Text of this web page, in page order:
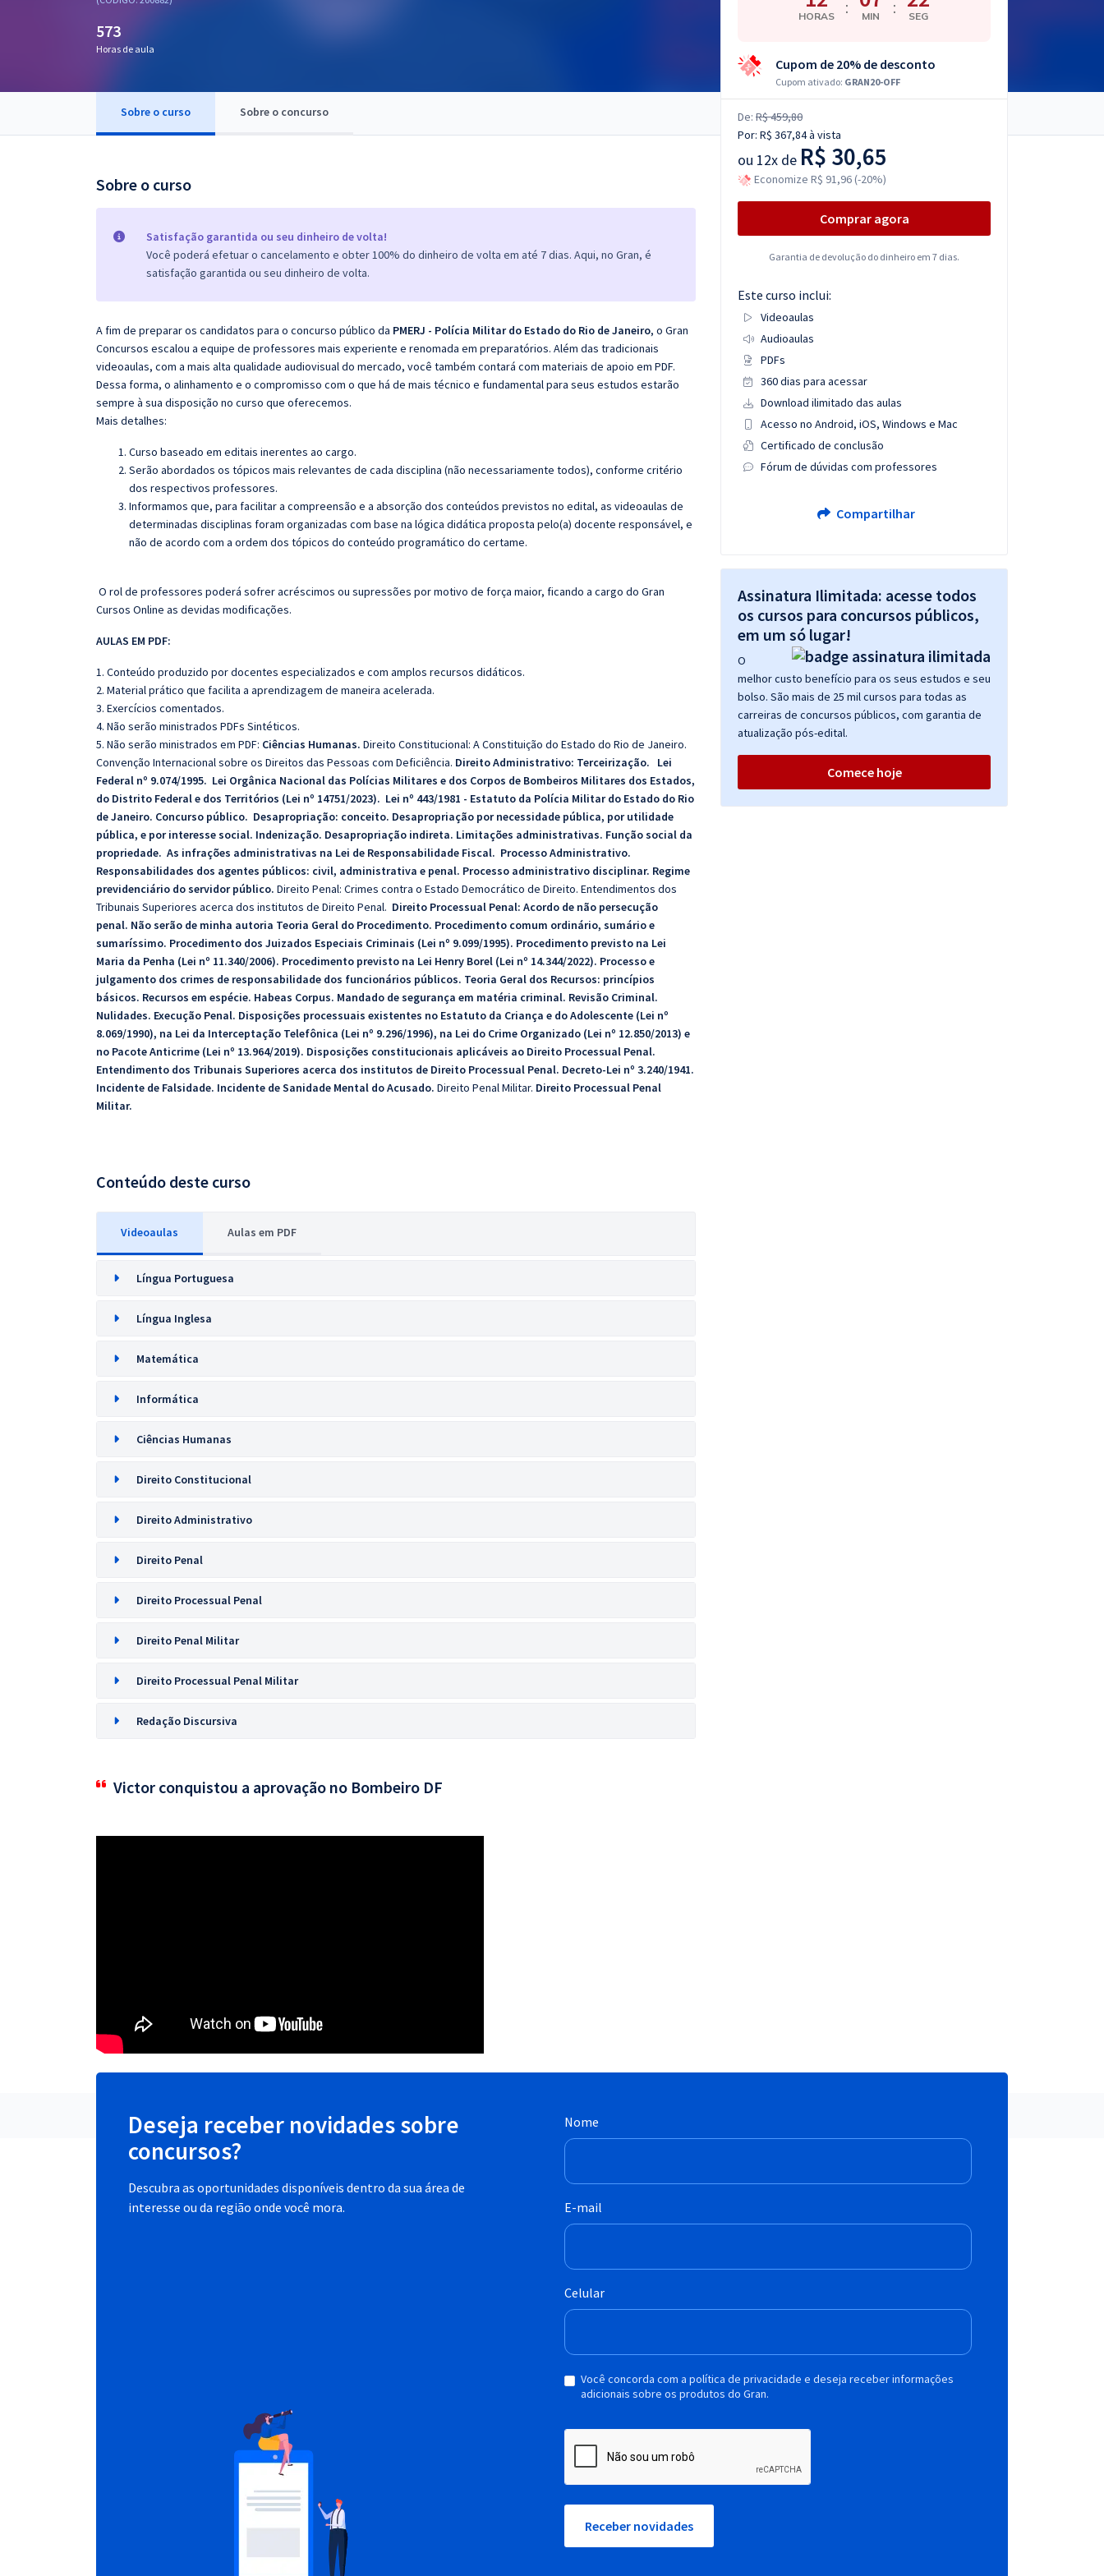
OAB
573
Horas de aula
Sobre o curso Sobre o concurso
Sobre o curso
Satisfação garantida ou seu dinheiro de volta!
Você poderá efetuar o cancelamento e obter 100% do dinheiro de volta em até 7 dias. Aqui, no Gran, é
satisfação garantida ou seu dinheiro de volta.
A fim de preparar os candidatos para o concurso público da PMERJ - Polícia Militar do Estado do Rio de Janeiro, o Gran
Concursos escalou a equipe de professores mais experiente e renomada em preparatórios. Além das tradicionais
videoaulas, com a mais alta qualidade audiovisual do mercado, você também contará com materiais de apoio em PDF.
Dessa forma, o alinhamento e o compromisso com o que há de mais técnico e fundamental para seus estudos estarão
sempre à sua disposição no curso que oferecemos.
Mais detalhes:
Curso baseado em editais inerentes ao cargo.
Serão abordados os tópicos mais relevantes de cada disciplina (não necessariamente todos), conforme critério
dos respectivos professores.
Informamos que, para facilitar a compreensão e a absorção dos conteúdos previstos no edital, as videoaulas de
determinadas disciplinas foram organizadas com base na lógica didática proposta pelo(a) docente responsável, e
não de acordo com a ordem dos tópicos do conteúdo programático do certame.
O rol de professores poderá sofrer acréscimos ou supressões por motivo de força maior, ficando a cargo do Gran
Cursos Online as devidas modificações.
AULAS EM PDF:
1. Conteúdo produzido por docentes especializados e com amplos recursos didáticos.
2. Material prático que facilita a aprendizagem de maneira acelerada.
3. Exercícios comentados.
4. Não serão ministrados PDFs Sintéticos.
5. Não serão ministrados em PDF: Ciências Humanas. Direito Constitucional: A Constituição do Estado do Rio de Janeiro.
Convenção Internacional sobre os Direitos das Pessoas com Deficiência. Direito Administrativo: Terceirização. Lei
Federal nº 9.074/1995. Lei Orgânica Nacional das Polícias Militares e dos Corpos de Bombeiros Militares dos Estados,
do Distrito Federal e dos Territórios (Lei nº 14751/2023). Lei nº 443/1981 - Estatuto da Polícia Militar do Estado do Rio
de Janeiro. Concurso público. Desapropriação: conceito. Desapropriação por necessidade pública, por utilidade
pública, e por interesse social. Indenização. Desapropriação indireta. Limitações administrativas. Função social da
propriedade. As infrações administrativas na Lei de Responsabilidade Fiscal. Processo Administrativo.
Responsabilidades dos agentes públicos: civil, administrativa e penal. Processo administrativo disciplinar. Regime
previdenciário do servidor público. Direito Penal: Crimes contra o Estado Democrático de Direito. Entendimentos dos
Tribunais Superiores acerca dos institutos de Direito Penal. Direito Processual Penal: Acordo de não persecução
penal. Não serão de minha autoria Teoria Geral do Procedimento. Procedimento comum ordinário, sumário e
sumaríssimo. Procedimento dos Juizados Especiais Criminais (Lei nº 9.099/1995). Procedimento previsto na Lei
Maria da Penha (Lei nº 11.340/2006). Procedimento previsto na Lei Henry Borel (Lei nº 14.344/2022). Processo e
julgamento dos crimes de responsabilidade dos funcionários públicos. Teoria Geral dos Recursos: princípios
básicos. Recursos em espécie. Habeas Corpus. Mandado de segurança em matéria criminal. Revisão Criminal.
Nulidades. Execução Penal. Disposições processuais existentes no Estatuto da Criança e do Adolescente (Lei nº
8.069/1990), na Lei da Interceptação Telefônica (Lei nº 9.296/1996), na Lei do Crime Organizado (Lei nº 12.850/2013) e
no Pacote Anticrime (Lei nº 13.964/2019). Disposições constitucionais aplicáveis ao Direito Processual Penal.
Entendimento dos Tribunais Superiores acerca dos institutos de Direito Processual Penal. Decreto-Lei nº 3.240/1941.
Incidente de Falsidade. Incidente de Sanidade Mental do Acusado. Direito Penal Militar. Direito Processual Penal
Militar.
Conteúdo deste curso
Videoaulas Aulas em PDF
Língua Portuguesa
Língua Inglesa
Matemática
Informática
Ciências Humanas
Direito Constitucional
Direito Administrativo
Direito Penal
Direito Processual Penal
Direito Penal Militar
Direito Processual Penal Militar
Redação Discursiva
Victor conquistou a aprovação no Bombeiro DF
HORAS : MIN : SEG
Cupom de 20% de desconto
Cupom ativado: GRAN20-OFF
De: R$ 459,80
Por: R$ 367,84à vista
ou 12x de R$ 30,65
Economize R$ 91,96 (-20%)
Comprar agora
Garantia de devolução do dinheiro em 7 dias.
Este curso inclui:
Videoaulas
Audioaulas
PDFs
360 dias para acessar
Download ilimitado das aulas
Acesso no Android, iOS, Windows e Mac
Certificado de conclusão
Fórum de dúvidas com professores
Compartilhar
Assinatura Ilimitada: acesse todos
os cursos para concursos públicos,
em um só lugar!
O
melhor custo benefício para os seus estudos e seu
bolso. São mais de 25 mil cursos para todas as
carreiras de concursos públicos, com garantia de
atualização pós-edital.
Comece hoje
Deseja receber novidades sobre
concursos?
Descubra as oportunidades disponíveis dentro da sua área de
interesse ou da região onde você mora.
Nome
E-mail
Celular
Você concorda com a política de privacidade e deseja receber informações
adicionais sobre os produtos do Gran.
Receber novidades